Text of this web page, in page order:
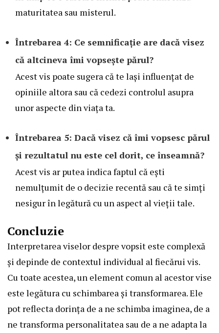
maturitatea sau misterul.
Întrebarea 4: Ce semnificație are dacă visez
că altcineva îmi vopsește părul?
Acest vis poate sugera că te lași influențat de
opiniile altora sau că cedezi controlul asupra
unor aspecte din viața ta.
Întrebarea 5: Dacă visez că îmi vopsesc părul
și rezultatul nu este cel dorit, ce înseamnă?
Acest vis ar putea indica faptul că ești
nemulțumit de o decizie recentă sau că te simți
nesigur în legătură cu un aspect al vieții tale.
Concluzie
Interpretarea viselor despre vopsit este complexă
și depinde de contextul individual al fiecărui vis.
Cu toate acestea, un element comun al acestor vise
este legătura cu schimbarea și transformarea. Ele
pot reflecta dorința de a ne schimba imaginea, de a
ne transforma personalitatea sau de a ne adapta la